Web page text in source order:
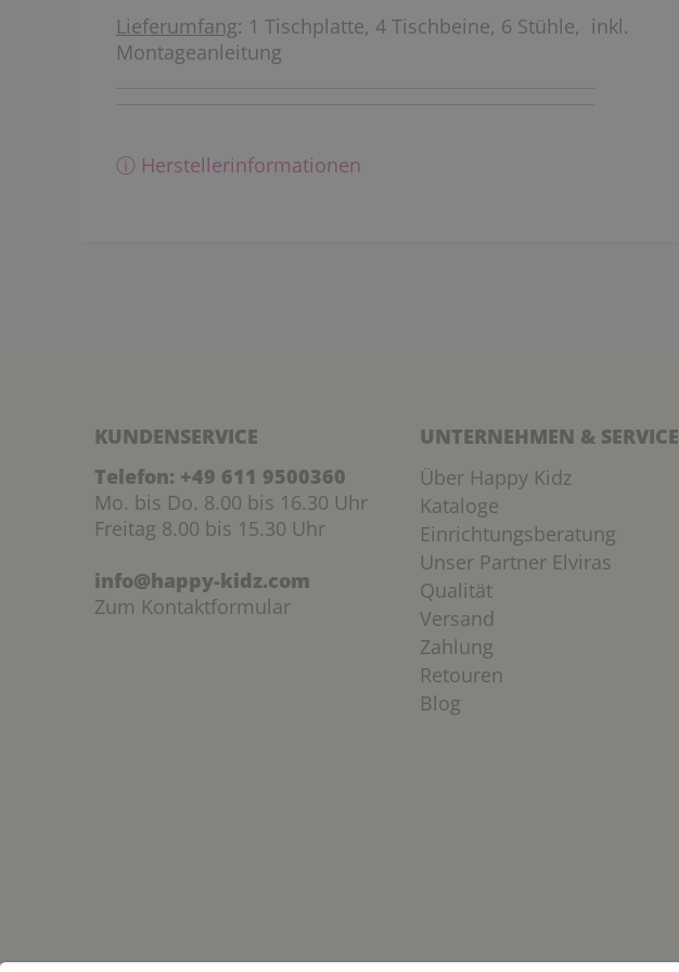
Lieferumfang: 1 Tischplatte, 4 Tischbeine, 6 Stühle, inkl.
Montageanleitung
ⓘ Herstellerinformationen
KUNDENSERVICE
Telefon: +49 611 9500360
Mo. bis Do. 8.00 bis 16.30 Uhr
Freitag 8.00 bis 15.30 Uhr
info@happy-kidz.com
Zum Kontaktformular
UNTERNEHMEN & SERVICE
Über Happy Kidz
Kataloge
Einrichtungsberatung
Unser Partner Elviras
Qualität
Versand
Zahlung
Retouren
Blog